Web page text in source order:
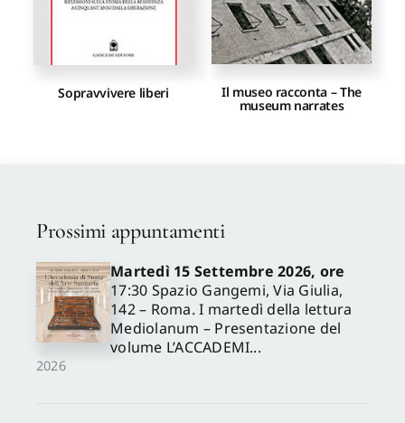
Sopravvivere liberi Il museo racconta – The
museum narrates
Prossimi appuntamenti
2026
Martedì 15 Settembre 2026, ore
17:30 Spazio Gangemi, Via Giulia,
142 – Roma. I martedì della lettura
Mediolanum – Presentazione del
volume L’ACCADEMI...